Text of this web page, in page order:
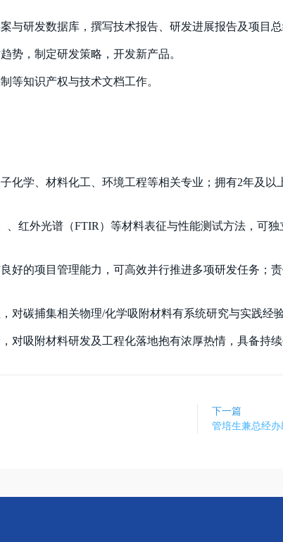
与研发数据库，撰写技术报告、研发进展报告及项目总
势，制定研发策略，开发新产品。
等知识产权与技术文档工作。
化学、材料化工、环境工程等相关专业；拥有2年及以
红外光谱（FTIR）等材料表征与性能测试方法，可
好的项目管理能力，可高效并行推进多项研发任务；
对碳捕集相关物理/化学吸附材料有系统研究与实践经
对吸附材料研发及工程化落地抱有浓厚热情，具备持
下一篇
管培生兼总经办